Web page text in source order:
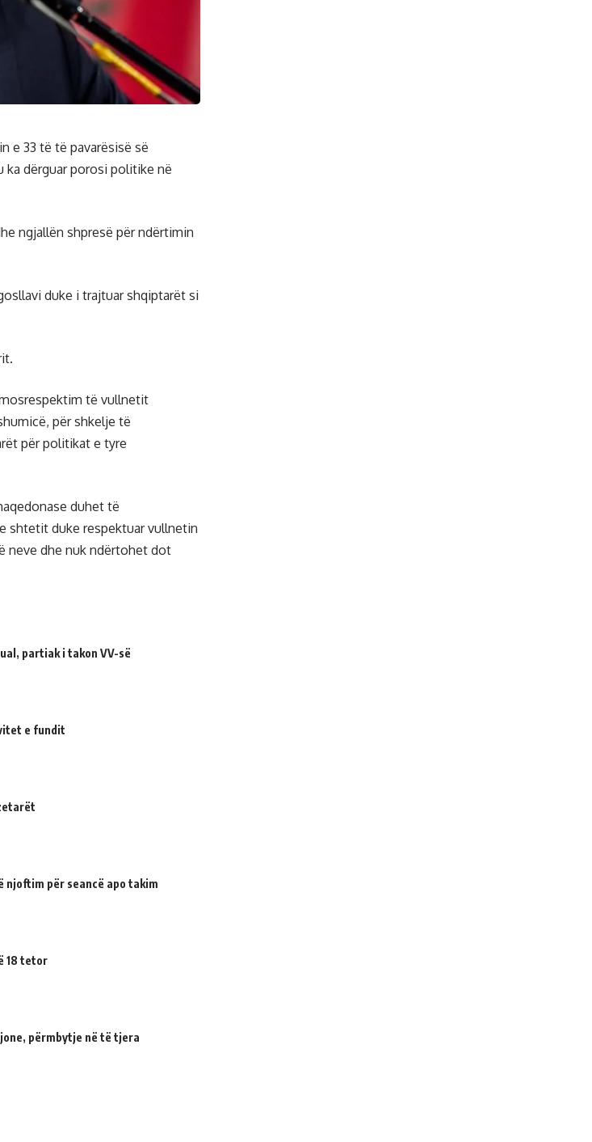
e 33 të të pavarësisë së
ka dërguar porosi politike në
ngjallën shpresë për ndërtimin
duke i trajtuar shqiptarët si
të vullnetit
për shkelje të
për politikat e tyre
duhet të
shtetit duke respektuar vullnetin
neve dhe nuk ndërtohet dot
partiak i takon VV-së
e fundit
për seancë apo takim
18 tetor
përmbytje në të tjera